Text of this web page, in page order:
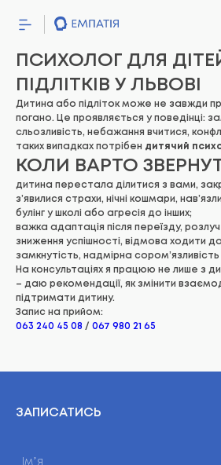
ПОСЛУГИ
ПРО МЕНЕ
ЦІНИ
СТАТТІ
ПСИХОЛОГ ДЛЯ ДІТЕЙ
ПІДЛІТКІВ У ЛЬВОВІ
Дитина або підліток може не завжди
погано. Це проявляється у поведінці:
сльозливість, небажання вчитися,
таких випадках потрібен дитячий
КОЛИ ВАРТО
дитина перестала ділитися з вами,
з’явилися страхи, нічні кошмари,
булінг у школі або агресія до інших;
важка адаптація після переїзду,
зниження успішності, відмова ходити
замкнутість, надмірна
На консультаціях я працюю не лише з
– даю рекомендації, як змінити
підтримати дитину.
Запис на прийом:
063 240 45 08 / 067 980 21 65
ЗАПИСАТИСЬ